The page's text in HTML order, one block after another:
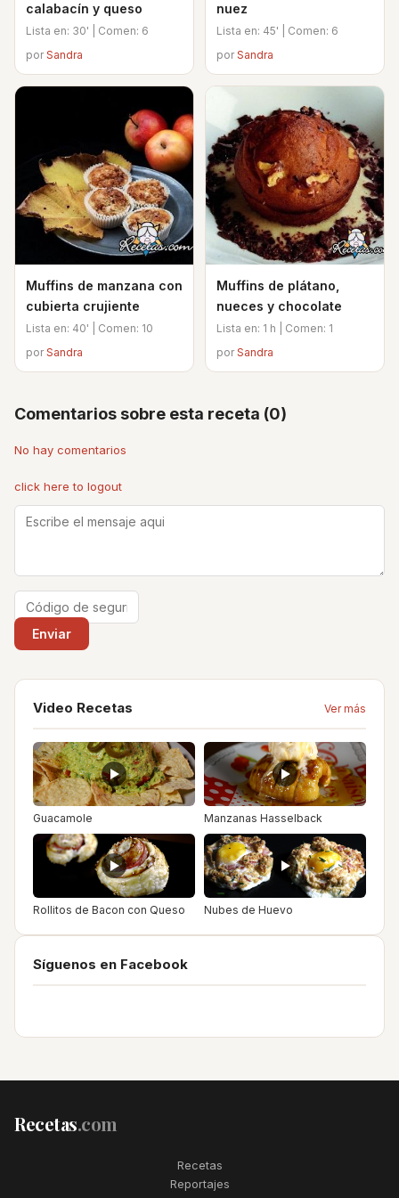
calabacín y queso
Lista en: 30' | Comen: 6
porSandra
nuez
Lista en: 45' | Comen: 6
porSandra
Muffins de manzana con
cubierta crujiente
Lista en: 40' | Comen: 10
porSandra
Muffins de plátano,
nueces y chocolate
Lista en: 1 h | Comen: 1
porSandra
Comentarios sobre esta receta (0)
No hay comentarios
click here to logout
Video Recetas Ver más
Guacamole Manzanas Hasselback
Rollitos de Bacon con Queso Nubes de Huevo
Síguenos en Facebook
Recetas.com
Recetas
Reportajes